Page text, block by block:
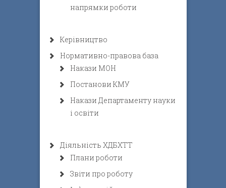
напрямки роботи
Керівництво
Нормативно-правова база
Накази МОН
Постанови КМУ
Накази Департаменту науки
і освіти
Діяльність ХДБХТТ
Плани роботи
Звіти про роботу